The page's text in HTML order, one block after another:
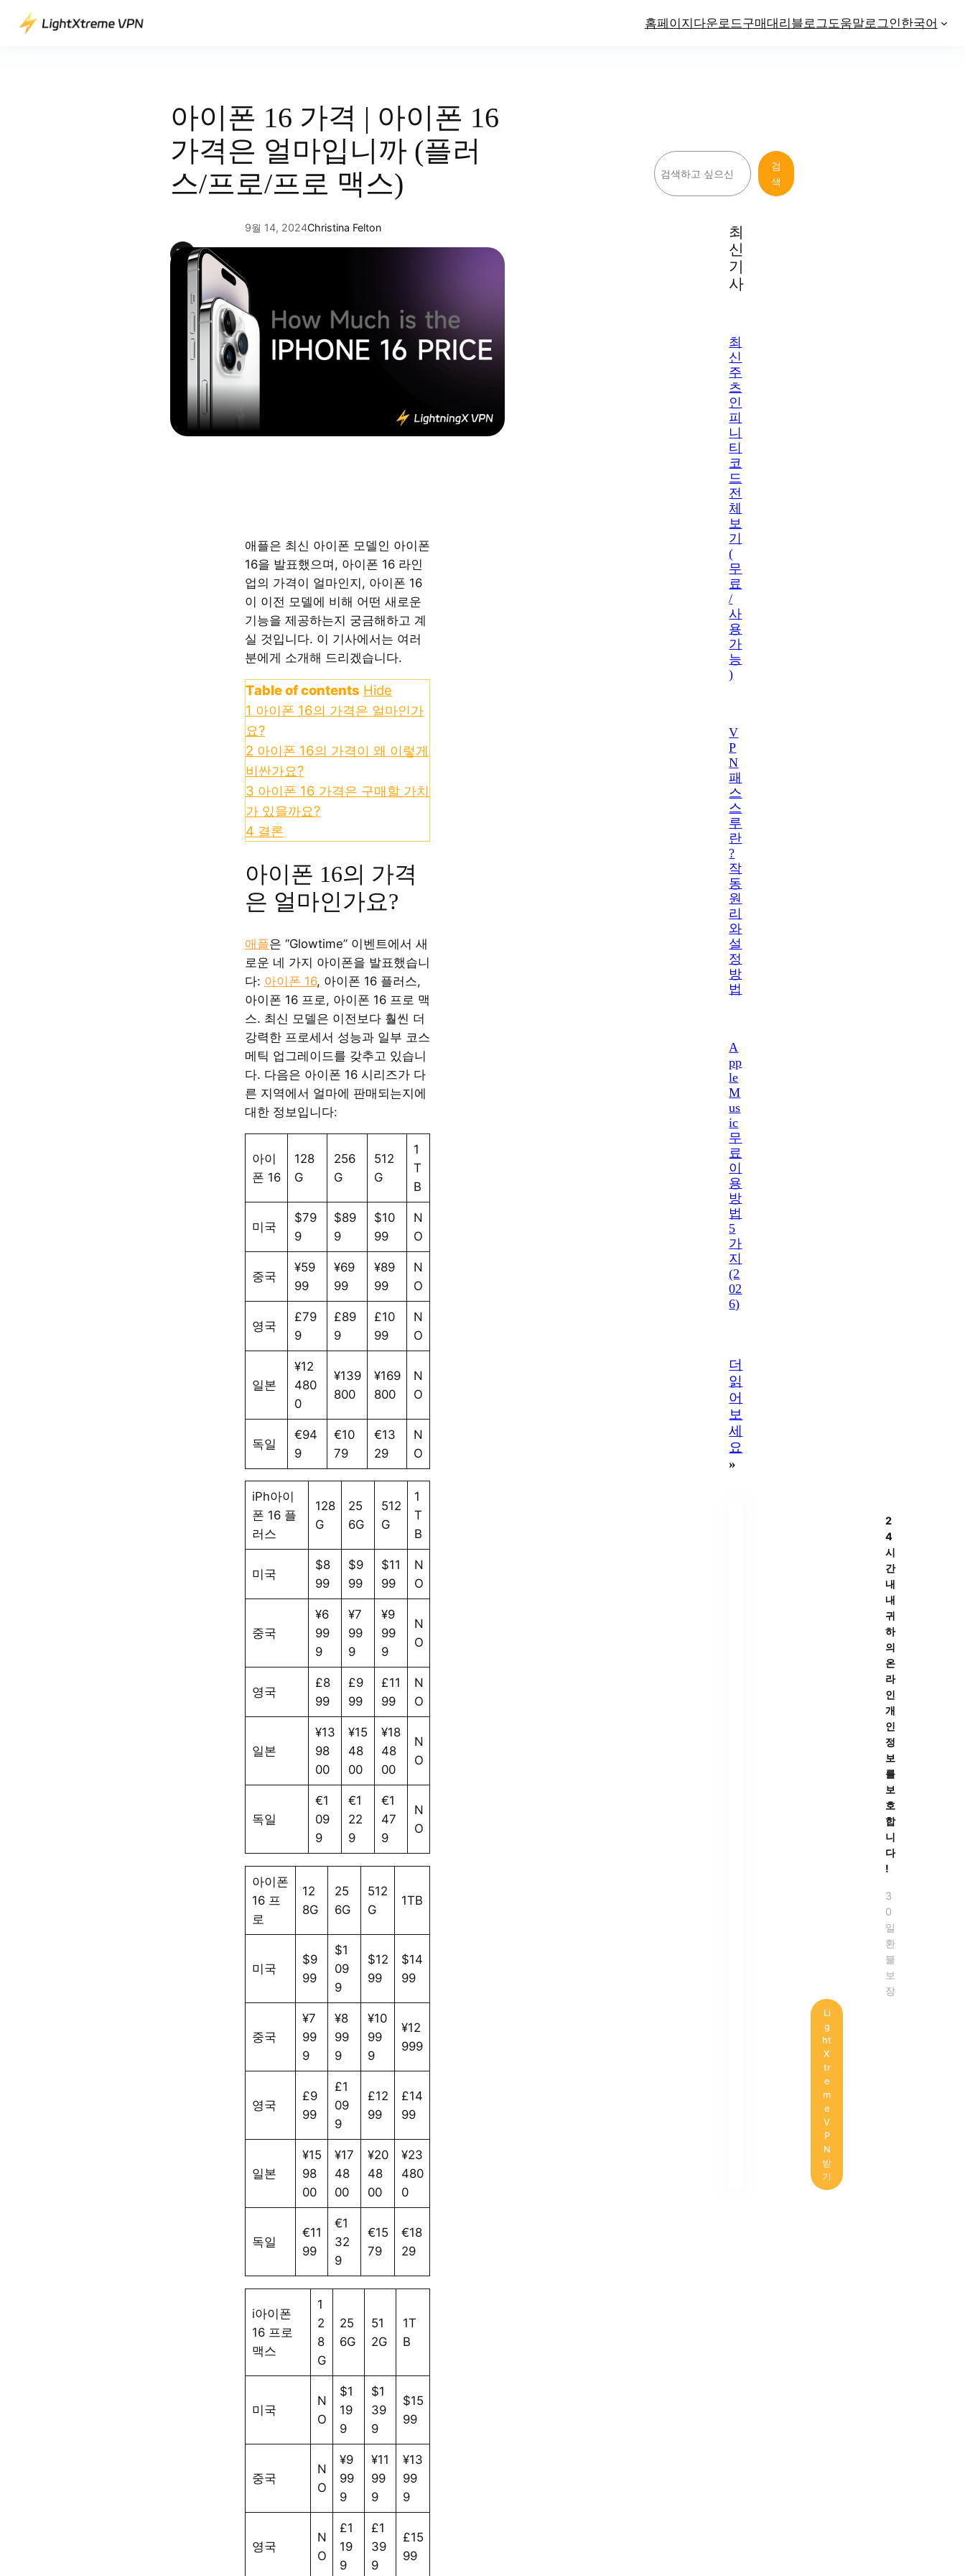
홈페이지다운로드구매대리블로그 도움말로그인한국어
아이폰 16 가격 | 아이폰 16
가격은 얼마입니까 (플러
스/프로/프로 맥스)
9월 14, 2024Christina Felton
애플은 최신 아이폰 모델인 아이폰
16을 발표했으며, 아이폰 16 라인
업의 가격이 얼마인지, 아이폰 16
이 이전 모델에 비해 어떤 새로운
기능을 제공하는지 궁금해하고 계
실 것입니다. 이 기사에서는 여러
분에게 소개해 드리겠습니다.
Table of contents Hide
1 아이폰 16의 가격은 얼마인가
요?
2 아이폰 16의 가격이 왜 이렇게
비싼가요?
3 아이폰 16 가격은 구매할 가치
가 있을까요?
4 결론
아이폰 16의 가격
은 얼마인가요?
애플은 “Glowtime” 이벤트에서 새
로운 네 가지 아이폰을 발표했습니
다: 아이폰 16, 아이폰 16 플러스,
아이폰 16 프로, 아이폰 16 프로 맥
스. 최신 모델은 이전보다 훨씬 더
강력한 프로세서 성능과 일부 코스
메틱 업그레이드를 갖추고 있습니
다. 다음은 아이폰 16 시리즈가 다
른 지역에서 얼마에 판매되는지에
대한 정보입니다:
아이
폰 16
128
G
256
G
512
G
1
T
B
미국
$79
9
$89
9
$10
99
N
O
중국
¥59
99
¥69
99
¥89
99
N
O
영국
£79
9
£89
9
£10
99
N
O
일본
¥12
480
0
¥139
800
¥169
800
N
O
독일
€94
9
€10
79
€13
29
N
O
iPh아이
폰 16 플
러스
128
G
25
6G
512
G
1
T
B
미국
$8
99
$9
99
$11
99
N
O
중국
¥6
99
9
¥7
99
9
¥9
99
9
N
O
영국
£8
99
£9
99
£11
99
N
O
일본
¥13
98
00
¥15
48
00
¥18
48
00
N
O
독일
€1
09
9
€1
22
9
€1
47
9
N
O
아이폰
16 프
로
12
8G
25
6G
512
G
1TB
미국
$9
99
$1
09
9
$12
99
$14
99
중국
¥7
99
9
¥8
99
9
¥10
99
9
¥12
999
영국
£9
99
£1
09
9
£12
99
£14
99
일본
¥15
98
00
¥17
48
00
¥20
48
00
¥23
480
0
독일
€11
99
€1
32
9
€15
79
€18
29
i아이폰
16 프로
맥스
1
2
8
G
25
6G
51
2G
1T
B
미국
N
O
$1
19
9
$1
39
9
$15
99
중국
N
O
¥9
99
9
¥11
99
9
¥13
99
9
영국
N
O
£1
19
9
£1
39
9
£15
99
검
색
검
색
최
신
기
사
최
신
주
츠
인
피
니
티
코
드
전
체
보
기
(
무
료
/
사
용
가
능
)
V
P
N
패
스
스
루
란
?
작
동
원
리
와
설
정
방
법
A
pp
le
M
us
ic
무
료
이
용
방
법
5
가
지
(2
02
6)
더
읽
어
보
세
요
»
2
4
시
간
내
내
귀
하
의
온
라
인
개
인
정
보
를
보
호
합
니
다
!
3
0
일
환
불
보
장
Li
g
ht
X
tr
e
m
e
V
P
N
받
기